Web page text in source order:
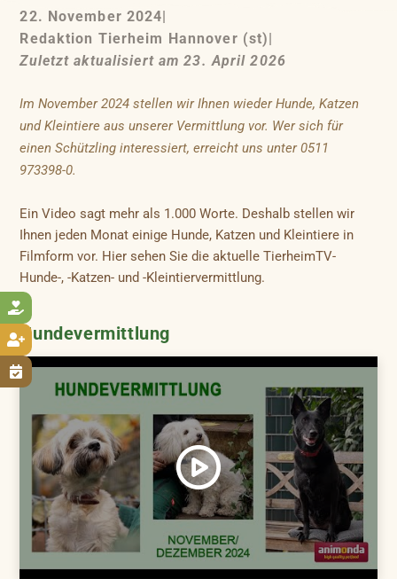



22. November 2024
Redaktion Tierheim Hannover (st)
Zuletzt aktualisiert am 23. April 2026
Im November 2024 stellen wir Ihnen wieder Hunde, Katzen
und Kleintiere aus unserer Vermittlung vor. Wer sich für
einen Schützling interessiert, erreicht uns unter 0511
973398-0.
Ein Video sagt mehr als 1.000 Worte. Deshalb stellen wir
Ihnen jeden Monat einige Hunde, Katzen und Kleintiere in
Filmform vor. Hier sehen Sie die aktuelle TierheimTV-
Hunde-, -Katzen- und -Kleintiervermittlung.
Hundevermittlung